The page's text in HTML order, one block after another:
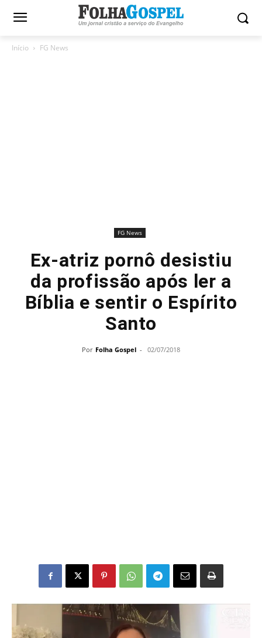
Início FG News
FG News
Ex-atriz pornô desistiu
da profissão após ler a
Bíblia e sentir o Espírito
Santo
Por Folha Gospel - 02/07/2018